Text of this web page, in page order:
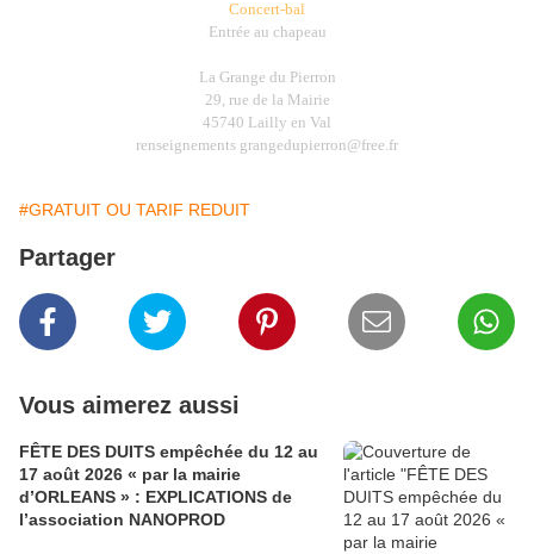
Concert-bal
Entrée au chapeau
La Grange du Pierron
29, rue de la Mairie
45740 Lailly en Val
renseignements grangedupierron@free.fr
#GRATUIT OU TARIF REDUIT
Partager
Vous aimerez aussi
FÊTE DES DUITS empêchée du 12 au
17 août 2026 « par la mairie
d’ORLEANS » : EXPLICATIONS de
l’association NANOPROD